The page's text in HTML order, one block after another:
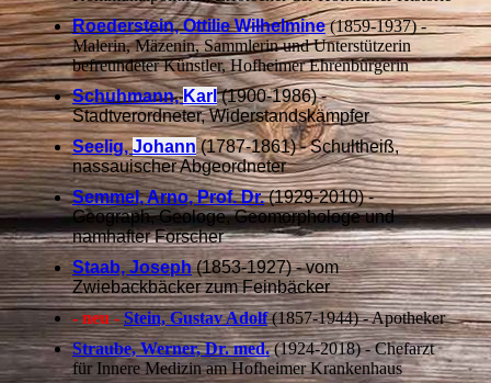
Roederstein, Ottilie Wilhelmine(1859-1937) -
Malerin, Mäzenin, Sammlerin und Unterstützerin
befreundeter Künstler, Hofheimer Ehrenbürgerin
Schuhmann,Karl (1900-1986) -
Stadtverordneter, Widerstandskämpfer
Seelig,Johann(1787-1861) - Schultheiß,
nassauischer Abgeordneter
Semmel, Arno, Prof. Dr.(1929-2010) -
Geograph, Geologe, Geomorphologe und
namhafter Forscher
Staab, Joseph(1853-1927) - vom
Zwiebackbäcker zum Feinbäcker
- neu - Stein, Gustav Adolf(1857-1944) - Apotheker
Straube, Werner, Dr. med. (1924-2018) - Chefarzt
für Innere Medizin am Hofheimer Krankenhaus